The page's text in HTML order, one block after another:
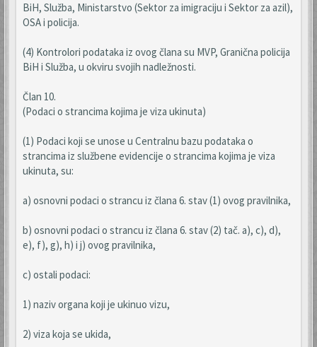
BiH, Služba, Ministarstvo (Sektor za imigraciju i Sektor za azil),
OSA i policija.
(4) Kontrolori podataka iz ovog člana su MVP, Granična policija
BiH i Služba, u okviru svojih nadležnosti.
Član 10.
(Podaci o strancima kojima je viza ukinuta)
(1) Podaci koji se unose u Centralnu bazu podataka o
strancima iz službene evidencije o strancima kojima je viza
ukinuta, su:
a) osnovni podaci o strancu iz člana 6. stav (1) ovog pravilnika,
b) osnovni podaci o strancu iz člana 6. stav (2) tač. a), c), d),
e), f), g), h) i j) ovog pravilnika,
c) ostali podaci:
1) naziv organa koji je ukinuo vizu,
2) viza koja se ukida,